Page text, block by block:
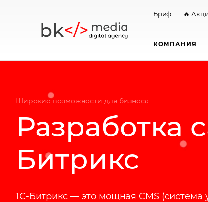
Бриф 🔥
КОМПАНИЯ
Широкие возможности для бизнеса
Разработка
Битрикс
1С-Битрикс — это мощная CMS (система